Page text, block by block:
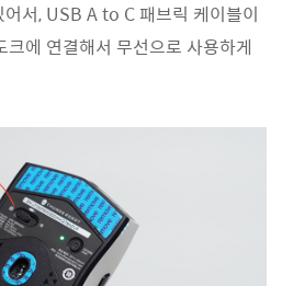
서, USB A to C 패브릭 케이블이
크에 연결해서 무선으로 사용하게